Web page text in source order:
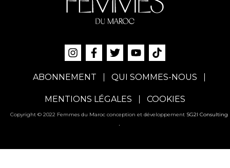
ABONNEMENT QUI SOMMES-NOUS
MENTIONS LÉGALES COOKIES
Copyright © 2022 Femmes du Maroc conception et développement SG2I Consulting